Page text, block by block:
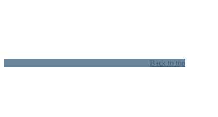
Back to top